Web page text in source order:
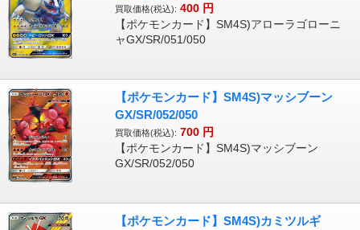
買取価格(税込): 400 円
【ポケモンカード】SM4S)アローラゴローニ
ャGX/SR/051/050
【ポケモンカード】SM4S)マッシブーン
GX/SR/052/050
買取価格(税込): 700 円
【ポケモンカード】SM4S)マッシブーン
GX/SR/052/050
【ポケモンカード】SM4S)カミツルギ